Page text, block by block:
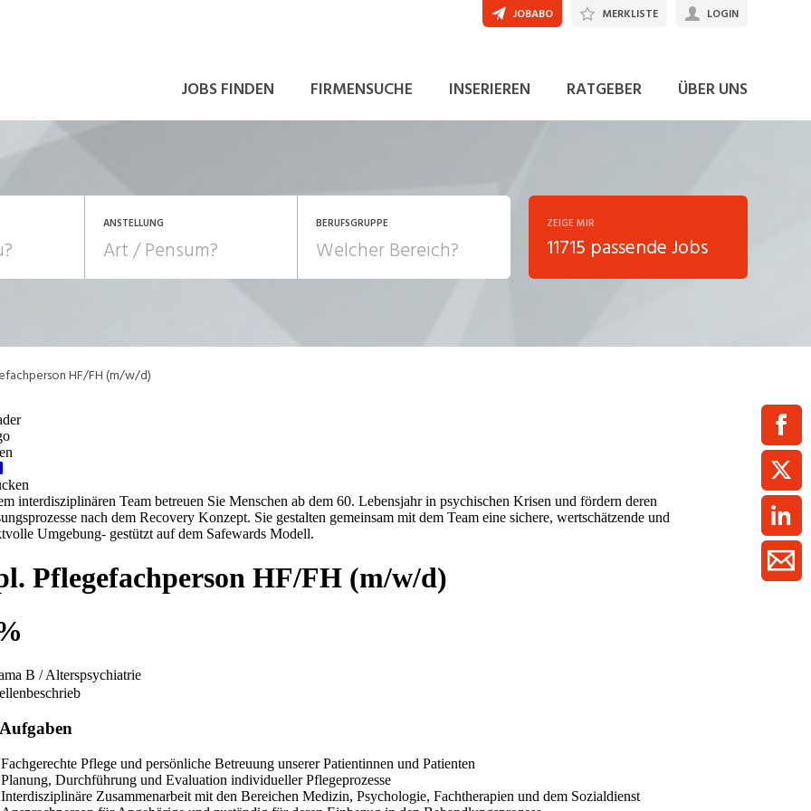
JOBS FINDEN FIRMENSUCHE INSERIEREN RATGEBER ÜBER UNS
JOBABO MERKLISTE LOGIN
ANSTELLUNG
Temporär (befristet)
BERUFSGRUPPE
Human Resources
Controlling, Treuhand,
Facility Management,
Anlagenbau, Produktion
Berufe, Kundendienst,
Körperpflege, Wellness
Elektronik, Optik Medizin, Gesundheitswesen,
Handel, Kundenberatung,
Aussendienst
ZEIGE MIR
11715 passende Jobs
HF/FH (m/w/d)
JETZT BEWERBEN